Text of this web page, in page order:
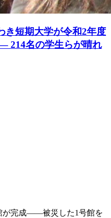
き短期大学が令和2年度
214名の学生らが晴れ
が完成――被災した1号館を